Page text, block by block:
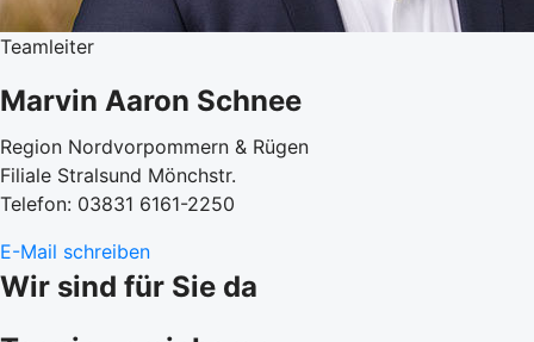
Teamleiter
Marvin Aaron Schnee
Region Nordvorpommern & Rügen
Filiale Stralsund Mönchstr.
Telefon: 03831 6161-2250
E-Mail schreiben
Wir sind für Sie da